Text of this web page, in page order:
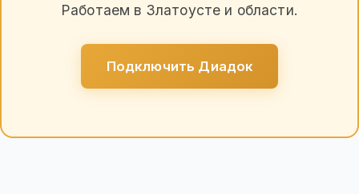
Работаем в Златоусте и области.
Подключить Диадок